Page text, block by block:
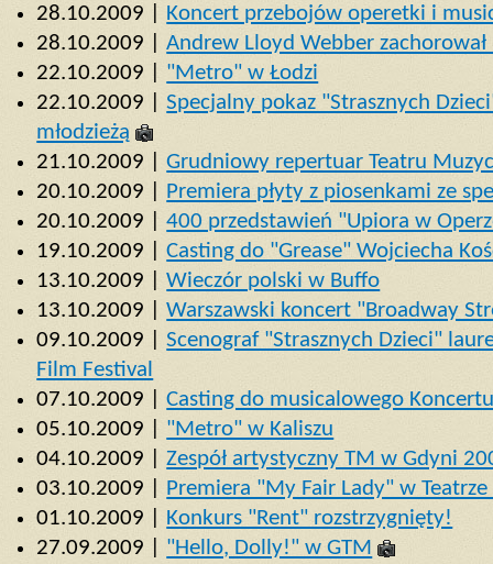
28.10.2009 | Koncert przebojów operetki i
28.10.2009 |Andrew Lloyd Webber zachorował
22.10.2009 | "Metro" w Łodzi
22.10.2009 |Specjalny pokaz "Strasznych
młodzieżą
21.10.2009 |Grudniowy repertuar Teatru
20.10.2009 | Premiera płyty z piosenkami ze
20.10.2009 |400 przedstawień "Upiora w
19.10.2009 |Casting do "Grease" Wojciecha
13.10.2009 |Wieczór polski w Buffo
13.10.2009 |Warszawski koncert "Broadway
09.10.2009 |Scenograf "Strasznych Dzieci"
Film Festival
07.10.2009 |Casting do musicalowego
05.10.2009 | "Metro" w Kaliszu
04.10.2009 |Zespół artystyczny TM w Gdyni
03.10.2009 | Premiera "My Fair Lady" w
01.10.2009 | Konkurs "Rent" rozstrzygnięty!
27.09.2009 | "Hello, Dolly!" w GTM